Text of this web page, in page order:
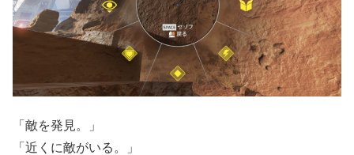
「敵を発見。」
「近くに敵がいる。」